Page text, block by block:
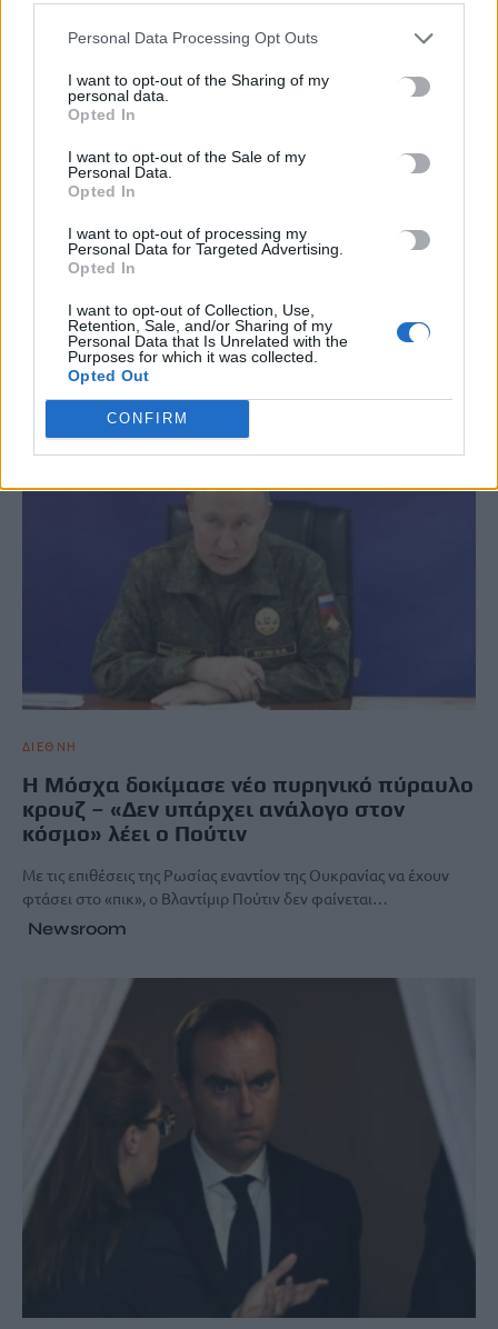
Personal Data Processing Opt Outs
I want to opt-out of the Sharing of my
personal data.
Opted In
I want to opt-out of the Sale of my
Personal Data.
Opted In
I want to opt-out of processing my
Personal Data for Targeted Advertising.
Opted In
I want to opt-out of Collection, Use,
Retention, Sale, and/or Sharing of my
Personal Data that Is Unrelated with the
Purposes for which it was collected.
Opted Out
CONFIRM
Συνελήφθη ένα ακόμη μέλος της συμμορίας του «Έντικ»
ΦΩΤΙΑ #ΠΥΡΟΣΒΕΣΤΙΚΗ
ΣΧΕΤΙΚΆ ΆΡΘΡΑ
ΔΙΕΘΝΗ
Η Μόσχα δοκίμασε νέο πυρηνικό πύραυλο
κρουζ – «Δεν υπάρχει ανάλογο στον
κόσμο» λέει ο Πούτιν
Με τις επιθέσεις της Ρωσίας εναντίον της Ουκρανίας να έχουν
φτάσει στο «πικ», ο Βλαντίμιρ Πούτιν δεν φαίνεται…
Newsroom